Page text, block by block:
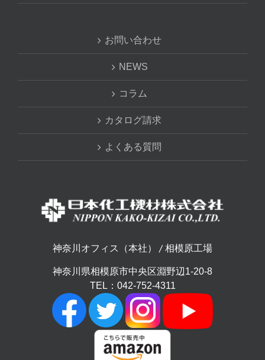
お問い合わせ
NEWS
コラム
カタログ請求
よくある質問
神奈川オフィス（本社） / 相模原工場
神奈川県相模原市中央区淵野辺1-20-8
TEL：042-752-4311